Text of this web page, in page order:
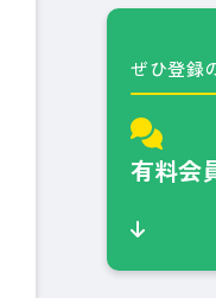
ぜひ登録
有料会